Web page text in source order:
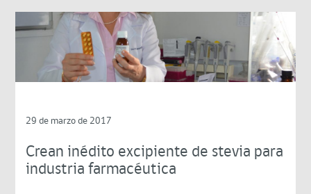
29 de marzo de 2017
Crean inédito excipiente de stevia para
industria farmacéutica